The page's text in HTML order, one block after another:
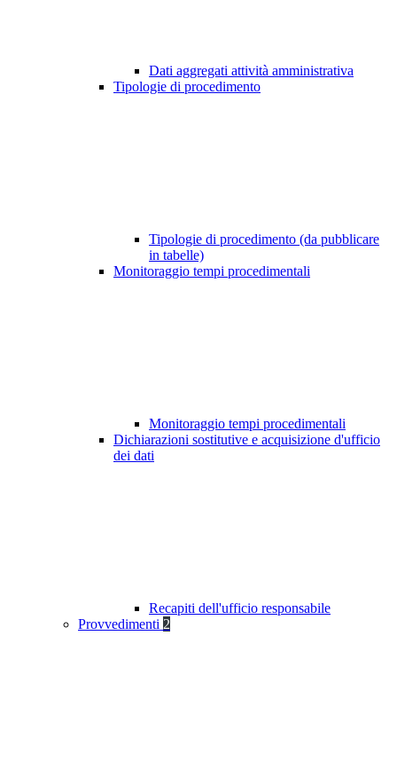
Dati aggregati attività amministrativa
Tipologie di procedimento
Tipologie di procedimento (da pubblicare
in tabelle)
Monitoraggio tempi procedimentali
Monitoraggio tempi procedimentali
Dichiarazioni sostitutive e acquisizione d'ufficio
dei dati
Recapiti dell'ufficio responsabile
Provvedimenti 2